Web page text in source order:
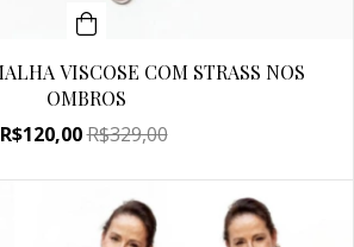
VISCOSE COM STRASS NOS
OMBROS
R$120,00R$329,00